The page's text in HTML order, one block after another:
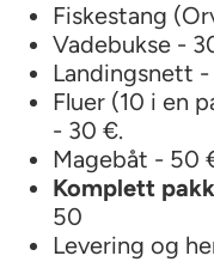
Fiskestang
Vadebukse -
Landingsnett -
Fluer (10 i en
- 30 €.
Magebåt - 50
Komplett
50
Levering og